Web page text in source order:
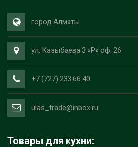
город Алматы
ул. Казыбаева 3 «Р» оф. 26
+7 (727) 233 66 40
ulas_trade@inbox.ru
Товары для кухни: